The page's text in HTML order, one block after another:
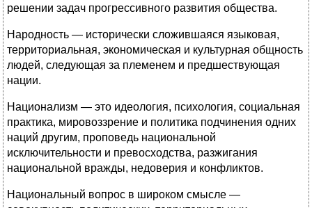
решении задач прогрессивного развития общества.
Народность — исторически сложившаяся языковая,
территориальная, экономическая и культурная общность
людей, следующая за племенем и предшествующая
нации.
Национализм — это идеология, психология, социальная
практика, мировоззрение и политика подчинения одних
наций другим, проповедь национальной
исключительности и превосходства, разжигания
национальной вражды, недоверия и конфликтов.
Национальный вопрос в широком смысле —